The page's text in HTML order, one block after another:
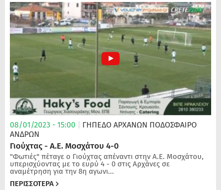
08/01/2023 - 15:00 ΓΗΠΕΔΟ ΑΡΧΑΝΩΝ ΠΟΔΌΣΦΑΙΡΟ
ΑΝΔΡΏΝ
Γιούχτας - Α.Ε. Μοσχάτου 4-0
"Φωτιές" πέταγε ο Γιούχτας απέναντι στην Α.Ε. Μοσχάτου,
υπερισχύοντας με το ευρύ 4 - 0 στις Αρχάνες σε
αναμέτρηση για την 8η αγωνι...
ΠΕΡΙΣΣΟΤΕΡΑ